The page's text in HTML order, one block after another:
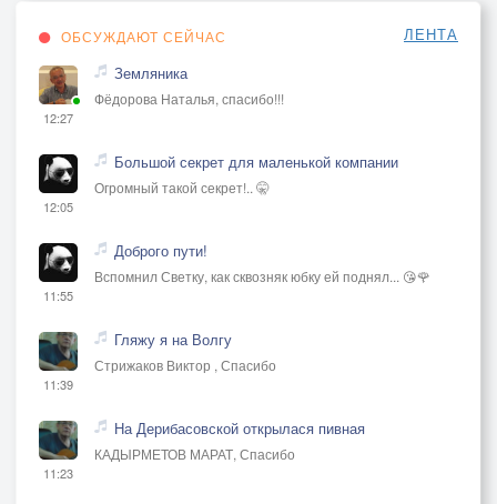
ОБСУЖДАЮТ СЕЙЧАС ЛЕНТА
12:27
Земляника
Фёдорова Наталья, спасибо!!!
12:05
Большой секрет для маленькой компании
Огромный такой секрет!.. 🤫
11:55
Доброго пути!
Вспомнил Светку, как сквозняк юбку ей поднял... 😘🌹
11:39
Гляжу я на Волгу
Стрижаков Виктор , Спасибо
11:23
На Дерибасовской открылася пивная
КАДЫРМЕТОВ МАРАТ, Спасибо